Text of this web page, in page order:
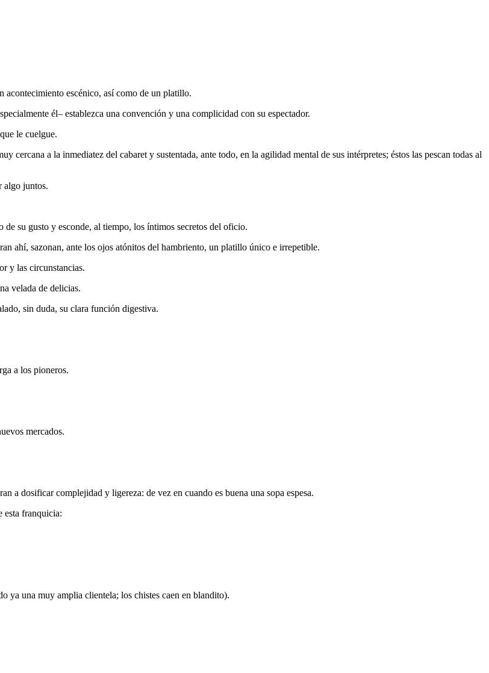
acontecimiento escénico, así como de un platillo.
él– establezca una convención y una complicidad con su espectador.
le cuelgue.
cercana a la inmediatez del cabaret y sustentada, ante todo, en la agilidad mental de sus intérpretes; éstos las pescan todas al
algo juntos.
su gusto y esconde, al tiempo, los íntimos secretos del oficio.
ahí, sazonan, ante los ojos atónitos del hambriento, un platillo único e irrepetible.
y las circunstancias.
velada de delicias.
sin duda, su clara función digestiva.
a los pioneros.
mercados.
a dosificar complejidad y ligereza: de vez en cuando es buena una sopa espesa.
esta franquicia:
ya una muy amplia clientela; los chistes caen en blandito).